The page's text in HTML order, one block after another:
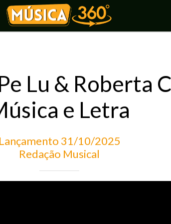
Lu & Roberta
e Letra
Lançamento 31/10/2025
Redação Musical